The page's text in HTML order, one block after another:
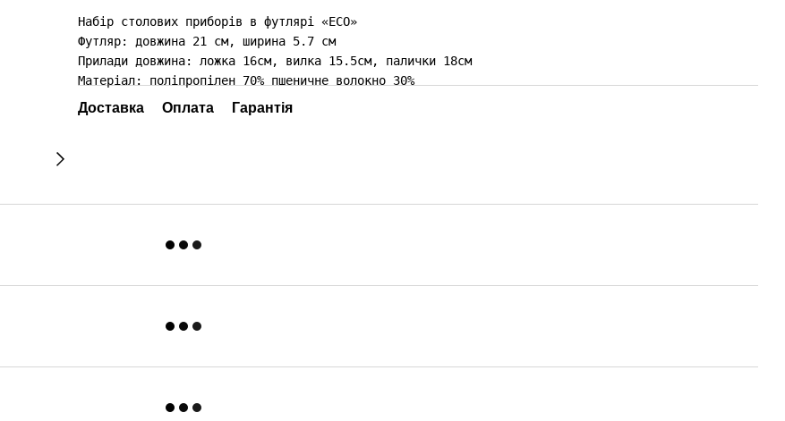
Набір столових приборів в футлярі «ECO»
Футляр: довжина 21 см, ширина 5.7 см
Прилади довжина: ложка 16см, вилка 15.5см, палички 18см
Матеріал: поліпропілен 70% пшеничне волокно 30%
Доставка Оплата Гарантія